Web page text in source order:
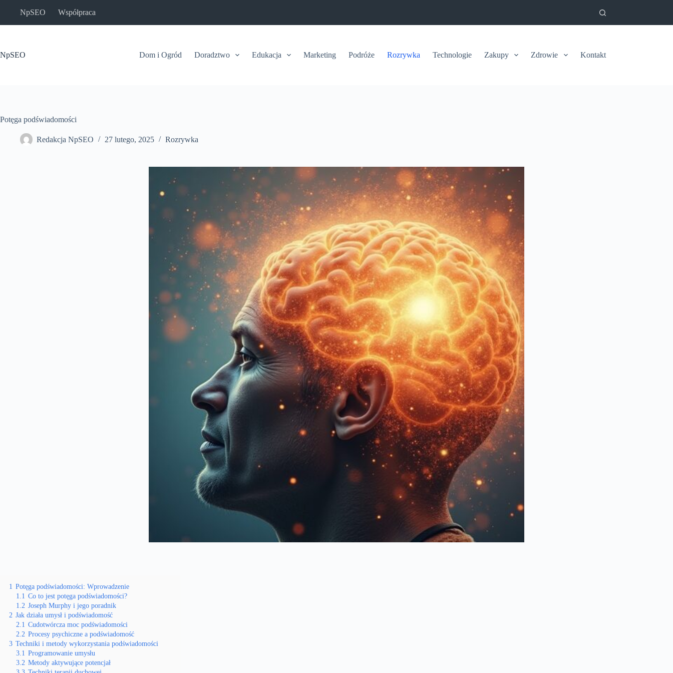
NpSEO Współpraca
NpSEO Dom i Ogród Doradztwo Edukacja Marketing Podróże Rozrywka Technologie Zakupy Zdrowie Kontakt
Potęga podświadomości
Redakcja NpSEO 27 lutego, 2025 Rozrywka
1 Potęga podświadomości: Wprowadzenie
1.1 Co to jest potęga podświadomości?
1.2 Joseph Murphy i jego poradnik
2 Jak działa umysł i podświadomość
2.1 Cudotwórcza moc podświadomości
2.2 Procesy psychiczne a podświadomość
3 Techniki i metody wykorzystania podświadomości
3.1 Programowanie umysłu
3.2 Metody aktywujące potencjał